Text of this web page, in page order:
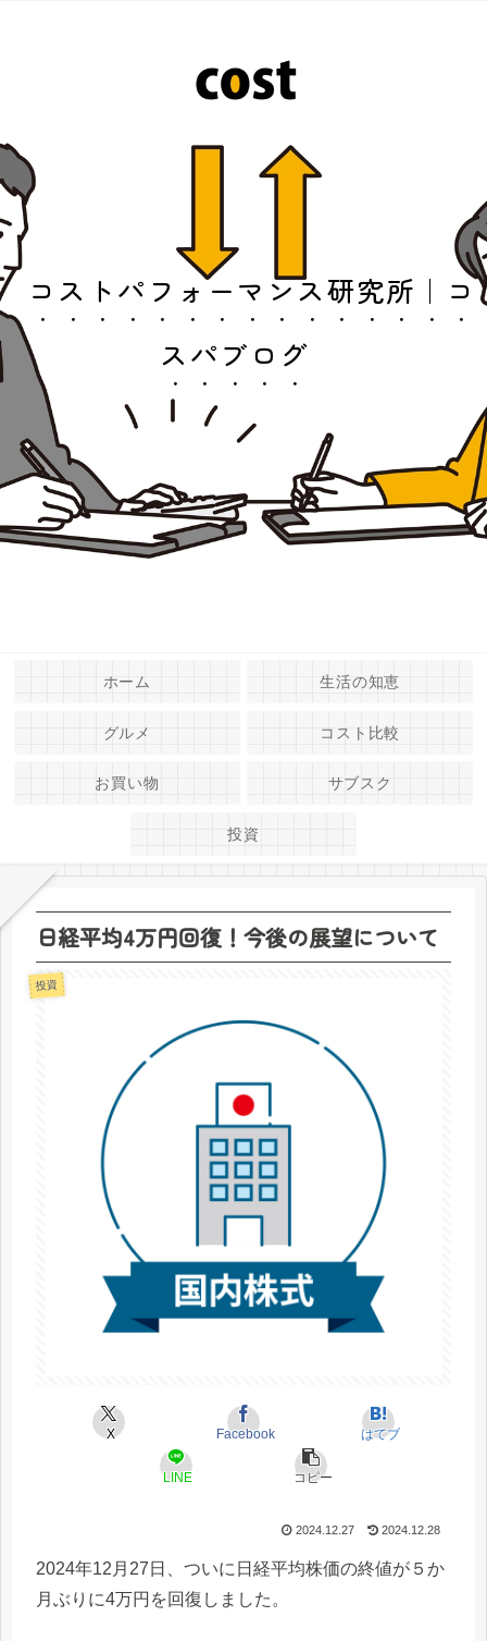
コストパフォーマンス研究所｜コ
スパブログ
ホーム 生活の知恵
グルメ コスト比較
お買い物 サブスク
投資
日経平均4万円回復！今後の展望について
投資
X Facebook はてブ
LINE コピー
2024.12.27 2024.12.28
2024年12月27日、ついに日経平均株価の終値が５か
月ぶりに4万円を回復しました。